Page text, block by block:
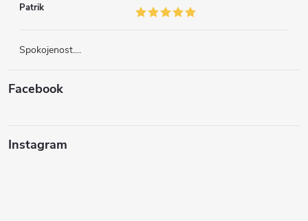
Patrik
Spokojenost....
Facebook
Instagram